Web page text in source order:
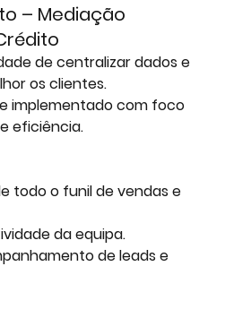
– Mediação
de centralizar dados e
os clientes.
implementado com foco
eficiência.
todo o funil de vendas e
da equipa.
de leads e